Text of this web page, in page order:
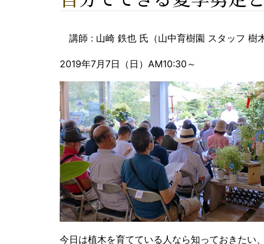
講師 : 山崎 鉄也 氏（山中育樹園 スタッフ 樹木
2019年7月7日（日）AM10:30～
今日は植木を育てている人なら知っておきたい、